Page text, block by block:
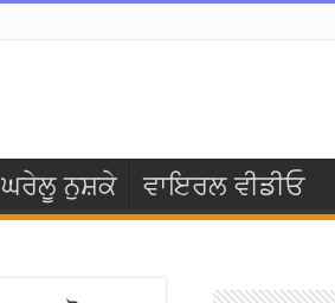
ਘਰੇਲੂ ਨੁਸ਼ਕੇ ਵਾਇਰਲ ਵੀਡੀਓ